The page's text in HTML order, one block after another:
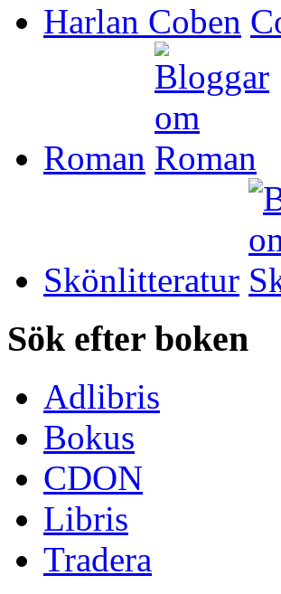
Harlan Coben
Roman
Skönlitteratur
Sök efter boken
Adlibris
Bokus
CDON
Libris
Tradera